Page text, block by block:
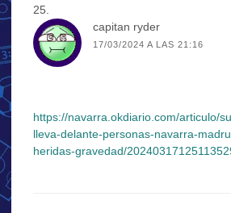
capitan ryder
17/03/2024 A LAS 21:16
https://navarra.okdiario.com/articulo/
lleva-delante-personas-navarra-
heridas-gravedad/